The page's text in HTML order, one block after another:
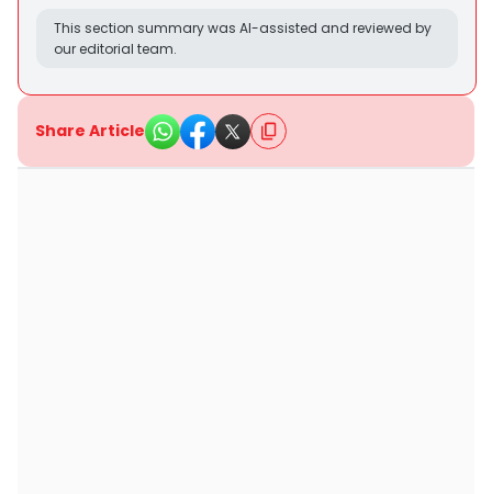
This section summary was AI-assisted and reviewed by
our editorial team.
Share Article